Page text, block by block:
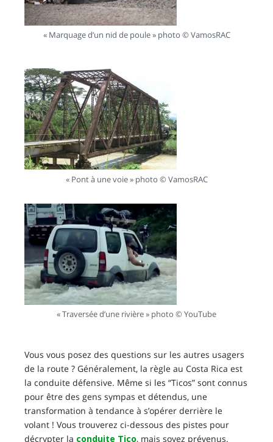
« Marquage d’un nid de poule » photo © VamosRAC
« Pont à une voie » photo © VamosRAC
« Traversée d’une rivière » photo © YouTube
Vous vous posez des questions sur les autres usagers
de la route ? Généralement, la règle au Costa Rica est
la conduite défensive. Même si les “Ticos” sont connus
pour être des gens sympas et détendus, une
transformation à tendance à s’opérer derrière le
volant ! Vous trouverez ci-dessous des pistes pour
décrypter la conduite Tico, mais soyez prévenus.